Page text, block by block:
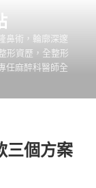
鼻術，輪廓深邃
形資歷，全整形
任麻醉科醫師全
三個方案